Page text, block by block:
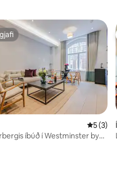
5 af 5 í
5 (3)
íbúð í Westminster by